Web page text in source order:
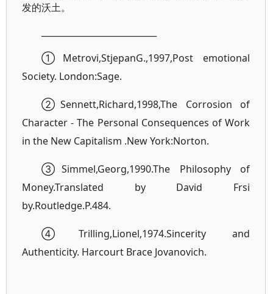
发的沃土。
①Metrovi,StjepanG.,1997,Post emotional
Society. London:Sage.
②Sennett,Richard,1998,The Corrosion of
Character - The Personal Consequences of Work
in the New Capitalism .New York:Norton.
③Simmel,Georg,1990.The Philosophy of
Money.Translated by David Frsi
by.Routledge.P.484.
④Trilling,Lionel,1974.Sincerity and
Authenticity. Harcourt Brace Jovanovich.